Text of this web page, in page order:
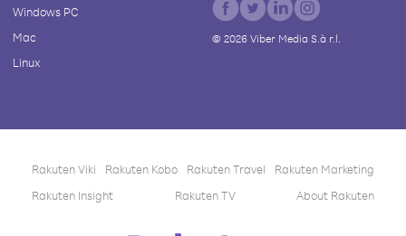
Windows PC
Mac
Linux
© 2026Viber Media S.à r.l.
Rakuten Viki Rakuten Kobo Rakuten Travel
Rakuten Marketing
Rakuten Insight
Rakuten TV About Rakuten